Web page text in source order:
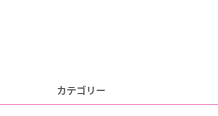
カテゴリー